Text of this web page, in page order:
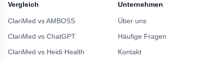
Vergleich
ClariMed vs AMBOSS
ClariMed vs ChatGPT
ClariMed vs Heidi Health
Unternehmen
Über uns
Häufige Fragen
Kontakt